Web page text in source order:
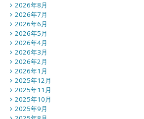
2026年8月
2026年7月
2026年6月
2026年5月
2026年4月
2026年3月
2026年2月
2026年1月
2025年12月
2025年11月
2025年10月
2025年9月